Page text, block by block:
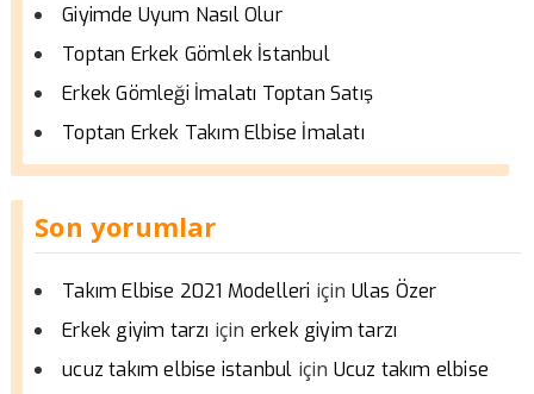
Giyimde Uyum Nasıl Olur
Toptan Erkek Gömlek İstanbul
Erkek Gömleği İmalatı Toptan Satış
Toptan Erkek Takım Elbise İmalatı
Son yorumlar
Takım Elbise 2021 Modelleri için Ulas Özer
Erkek giyim tarzı için erkek giyim tarzı
ucuz takım elbise istanbul için Ucuz takım elbise